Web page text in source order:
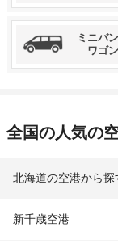
ミニバン
ワゴン
全国の人気の
北海道の空港から探
新千歳空港